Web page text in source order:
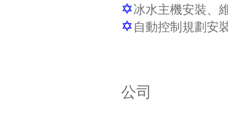
✡冰水主機安裝、
✡ 自動控制規劃安
公